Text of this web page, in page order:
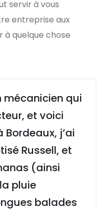
servir à vous
entreprise aux
à quelque chose
mécanicien qui
et voici
Bordeaux, j’ai
Russell, et
(ainsi
pluie
balades